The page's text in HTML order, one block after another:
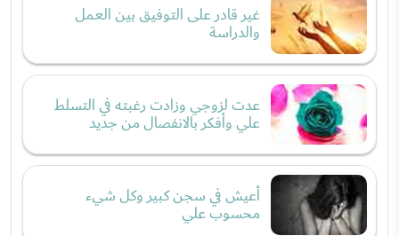
غير قادر على التوفيق بين العمل
والدراسة
عدت لزوجي وزادت رغبته في التسلط
علي وأفكر بالانفصال من جديد
أعيش في سجن كبير وكل شيء
محسوب علي